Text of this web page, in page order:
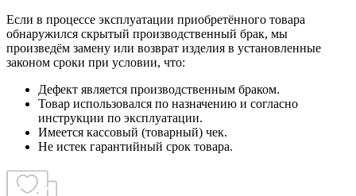
Если в процессе эксплуатации приобретённого товара
обнаружился скрытый производственный брак, мы
произведём замену или возврат изделия в установленные
законом сроки при условии, что:
Дефект является производственным браком.
Товар использовался по назначению и согласно
инструкции по эксплуатации.
Имеется кассовый (товарный) чек.
Не истек гарантийный срок товара.